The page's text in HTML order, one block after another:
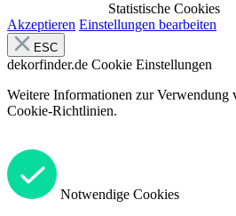
Statistische Cookies
Akzeptieren Einstellungen bearbeiten
ESC
dekorfinder.de Cookie Einstellungen
Weitere Informationen zur Verwendung
Cookie-Richtlinien.
Notwendige Cookies